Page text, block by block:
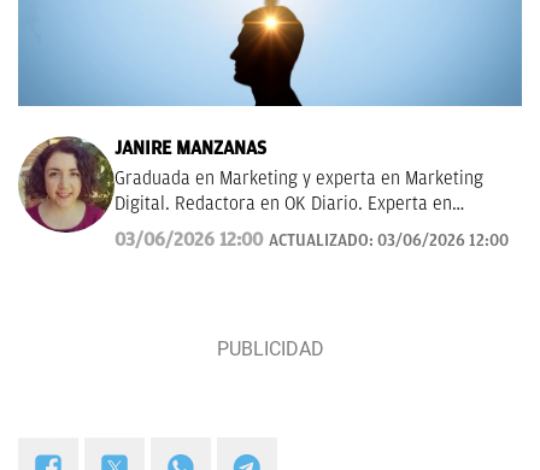
JANIRE MANZANAS
Graduada en Marketing y experta en Marketing
Digital. Redactora en OK Diario. Experta en
curiosidades, mascotas, consumo y Lotería de
Navidad.
03/06/2026 12:00 ACTUALIZADO: 03/06/2026 12:00